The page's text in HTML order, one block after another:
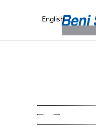
English
→
←